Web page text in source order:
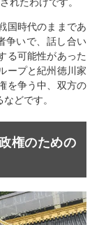
国時代のままであ
争いで、話し合い
る可能性があった
ープと紀州徳川家
を争う中、双方の
どです。
権のための